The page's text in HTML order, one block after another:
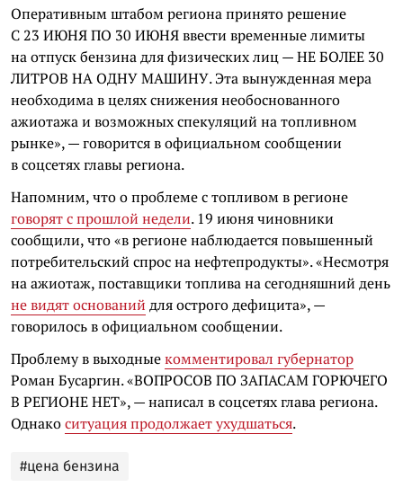
Оперативным штабом региона принято решение
С 23 ИЮНЯ ПО 30 ИЮНЯ ввести временные лимиты
на отпуск бензина для физических лиц — НЕ БОЛЕЕ 30
ЛИТРОВ НА ОДНУ МАШИНУ. Эта вынужденная мера
необходима в целях снижения необоснованного
ажиотажа и возможных спекуляций на топливном
рынке», — говорится в официальном сообщении
в соцсетях главы региона.
Напомним, что о проблеме с топливом в регионе
говорят с прошлой недели. 19 июня чиновники
сообщили, что «в регионе наблюдается повышенный
потребительский спрос на нефтепродукты». «Несмотря
на ажиотаж, поставщики топлива на сегодняшний день
не видят оснований для острого дефицита», —
говорилось в официальном сообщении.
Проблему в выходныекомментировал губернатор
Роман Бусаргин. «ВОПРОСОВ ПО ЗАПАСАМ ГОРЮЧЕГО
В РЕГИОНЕ НЕТ», — написал в соцсетях глава региона.
Однакоситуация продолжает ухудшаться.
#цена бензина